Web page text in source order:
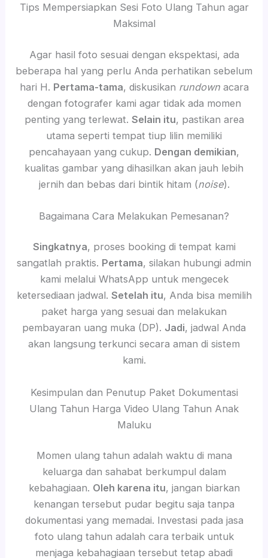
Tips Mempersiapkan Sesi Foto Ulang Tahun agar
Maksimal
Agar hasil foto sesuai dengan ekspektasi, ada
beberapa hal yang perlu Anda perhatikan sebelum
hari H. Pertama-tama, diskusikan rundownacara
dengan fotografer kami agar tidak ada momen
penting yang terlewat. Selain itu, pastikan area
utama seperti tempat tiup lilin memiliki
pencahayaan yang cukup. Dengan demikian,
kualitas gambar yang dihasilkan akan jauh lebih
jernih dan bebas dari bintik hitam (noise).
Bagaimana Cara Melakukan Pemesanan?
Singkatnya, proses booking di tempat kami
sangatlah praktis. Pertama, silakan hubungi admin
kami melalui WhatsApp untuk mengecek
ketersediaan jadwal. Setelah itu, Anda bisa memilih
paket harga yang sesuai dan melakukan
pembayaran uang muka (DP). Jadi, jadwal Anda
akan langsung terkunci secara aman di sistem
kami.
Kesimpulan dan Penutup Paket Dokumentasi
Ulang Tahun Harga Video Ulang Tahun Anak
Maluku
Momen ulang tahun adalah waktu di mana
keluarga dan sahabat berkumpul dalam
kebahagiaan. Oleh karena itu, jangan biarkan
kenangan tersebut pudar begitu saja tanpa
dokumentasi yang memadai. Investasi pada jasa
foto ulang tahun adalah cara terbaik untuk
menjaga kebahagiaan tersebut tetap abadi